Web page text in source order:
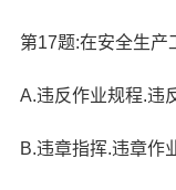
第17题:在安全生产
A.违反作业规程.违
B.违章指挥.违章作